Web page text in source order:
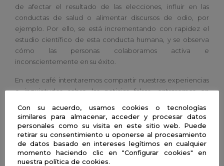
de afectar el resultado de las elecciones, influir en las
conductas de salud o alimentar discursos de odio, por
ejemplo. Por ello, se está incrementando con rapidez el
estudio científico de esta conducta humana, y se observa
cómo las personas colaboramos activa e
inconscientemente en su éxito.
En este café intentaremos compartir nuestras experiencias
e inquietudes sobre las noticias falsas, entraremos en
sobre cómo son sino sobre cuál es el papel habitual de
personas como nosotras en el fenómeno.
Vicente Manzano Arrondo
Universidad de Sevilla
Con su acuerdo, usamos cookies o tecnologías
similares para almacenar, acceder y procesar datos
personales como su visita en este sitio web. Puede
retirar su consentimiento u oponerse al procesamiento
de datos basado en intereses legítimos en cualquier
momento haciendo clic en "Configurar cookies" en
nuestra política de cookies.